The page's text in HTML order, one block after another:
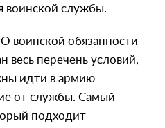
воинской службы.
воинской обязанности
весь перечень условий,
идти в армию
от службы. Самый
подходит